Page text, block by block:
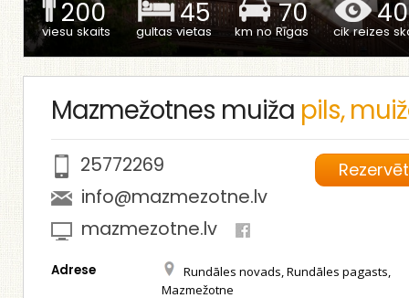
200
viesu skaits
45
gultas vietas
70
km no Rīgas cik reizes
Mazmežotnes muiža pils,
Rezervēt
25772269
info@mazmezotne.lv
mazmezotne.lv
Adrese
Rundāles novads, Rundāles pagasts,
Mazmežotne